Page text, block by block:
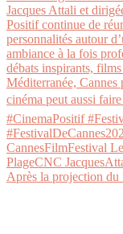
Après la projection